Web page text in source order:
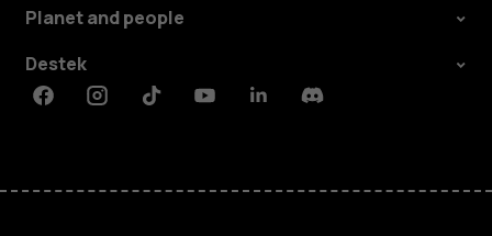
Planet and people
Destek
FacebookInstagramTiktokYoutubeLinkedinDiscord